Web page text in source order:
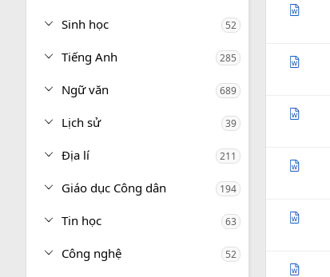
Sinh học 52
Tiếng Anh 285
Ngữ văn 689
Lịch sử 39
Địa lí 211
Giáo dục Công dân 194
Tin học 63
Công nghệ 52